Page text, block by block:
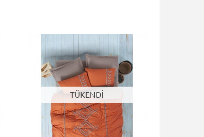
TÜKENDİ